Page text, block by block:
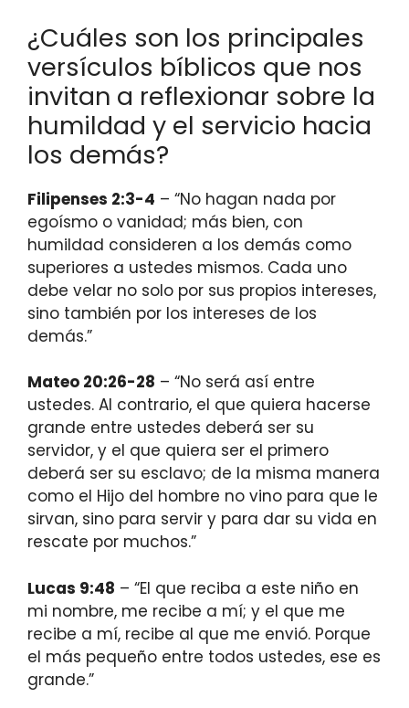
¿Cuáles son los principales
versículos bíblicos que nos
invitan a reflexionar sobre la
humildad y el servicio hacia
los demás?
Filipenses 2:3-4 – “No hagan nada por
egoísmo o vanidad; más bien, con
humildad consideren a los demás como
superiores a ustedes mismos. Cada uno
debe velar no solo por sus propios intereses,
sino también por los intereses de los
demás.”
Mateo 20:26-28 – “No será así entre
ustedes. Al contrario, el que quiera hacerse
grande entre ustedes deberá ser su
servidor, y el que quiera ser el primero
deberá ser su esclavo; de la misma manera
como el Hijo del hombre no vino para que le
sirvan, sino para servir y para dar su vida en
rescate por muchos.”
Lucas 9:48 – “El que reciba a este niño en
mi nombre, me recibe a mí; y el que me
recibe a mí, recibe al que me envió. Porque
el más pequeño entre todos ustedes, ese es
grande.”